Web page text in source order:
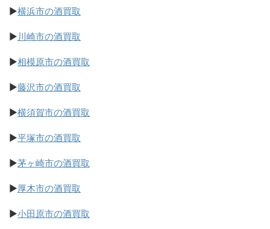
▶横浜市の酒買取
▶川崎市の酒買取
▶相模原市の酒買取
▶藤沢市の酒買取
▶横須賀市の酒買取
▶平塚市の酒買取
▶茅ヶ崎市の酒買取
▶厚木市の酒買取
▶小田原市の酒買取